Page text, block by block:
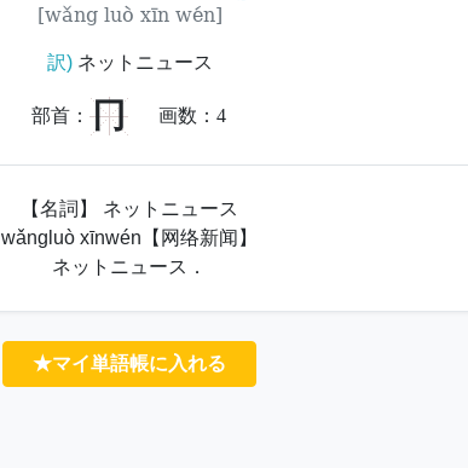
[wǎng luò xīn wén]
訳)ネットニュース
部首： 冂 画数： 4
【名詞】 ネットニュース
wǎngluò xīnwén【网络新闻】
ネットニュース．
★マイ単語帳に入れる